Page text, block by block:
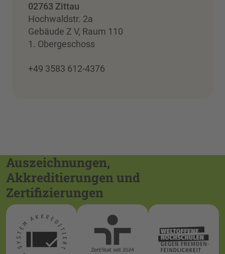
02763 Zittau
Hochwaldstr. 2a
Gebäude Z V, Raum 110
1. Obergeschoss
+49 3583 612-4376
Auszeichnungen,
Akkreditierungen und
Zertifizierungen